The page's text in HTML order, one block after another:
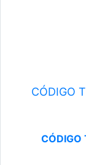
CÓDIGO
CÓDIGO